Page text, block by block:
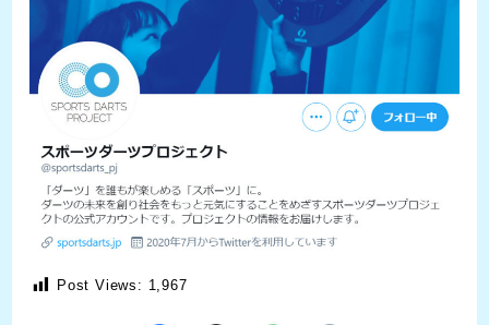
Post Views: 1,967